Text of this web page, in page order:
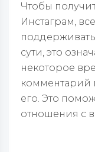
Чтобы
Инстаграм,
сути, это
некоторое
комментарий
его. Это
отношения с